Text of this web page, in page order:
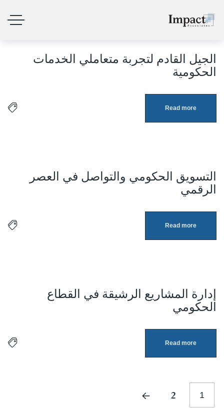
3
الجيل القادم لتجربة متعاملي الخدمات
الحكومية
Read more
3التسويق الحكومي والتواصل في العصر
الرقمي
Read more
إدارة المشاريع الرشيقة في القطاع
الحكومي
Read more
1
2